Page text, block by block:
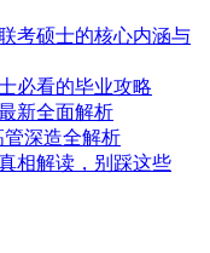
考硕士的核心内涵与
必看的毕业攻略
新全面解析
深造全解析
相解读，别踩这些